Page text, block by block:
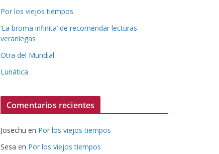
Por los viejos tiempos
‘La broma infinita’ de recomendar lecturas
veraniegas
Otra del Mundial
Lunática
Comentarios recientes
Josechu en Por los viejos tiempos
Sesa en Por los viejos tiempos